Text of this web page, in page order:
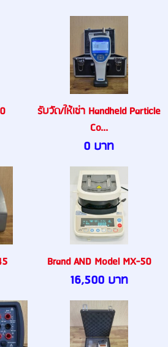
รับวัด/ให้เช่า Handheld Particle
Co...
0 บาท
Brand AND Model MX-50
16,500 บาท